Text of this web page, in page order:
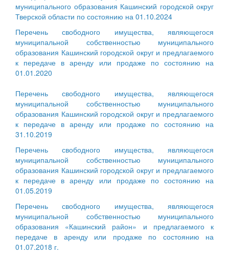
муниципального образования Кашинский городской округ
Тверской области по состоянию на 01.10.2024
Перечень свободного имущества, являющегося
муниципальной собственностью муниципального
образования Кашинский городской округ и предлагаемого
к передаче в аренду или продаже по состоянию на
01.01.2020
Перечень свободного имущества, являющегося
муниципальной собственностью муниципального
образования Кашинский городской округ и предлагаемого
к передаче в аренду или продаже по состоянию на
31.10.2019
Перечень свободного имущества, являющегося
муниципальной собственностью муниципального
образования Кашинский городской округ и предлагаемого
к передаче в аренду или продаже по состоянию на
01.05.2019
Перечень свободного имущества, являющегося
муниципальной собственностью муниципального
образования «Кашинский район» и предлагаемого к
передаче в аренду или продаже по состоянию на
01.07.2018 г.